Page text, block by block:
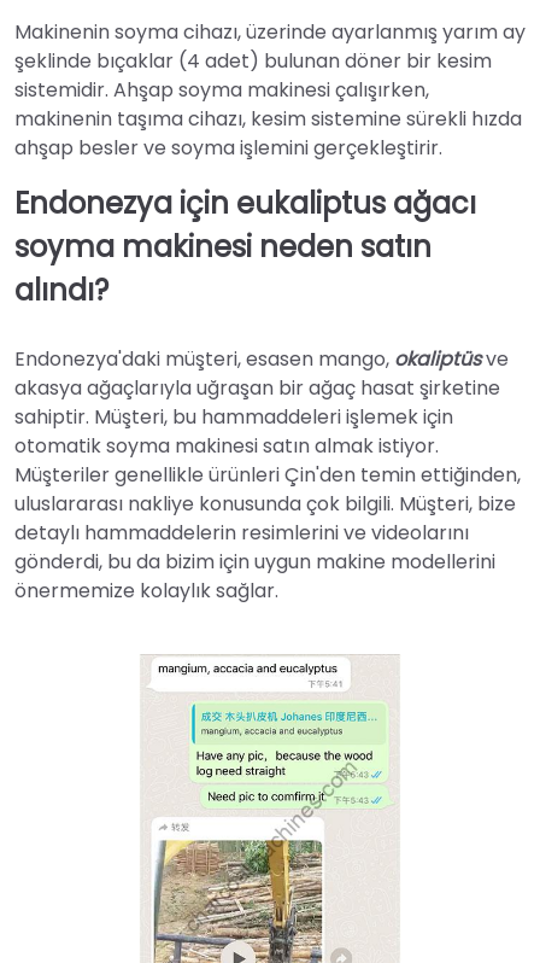
Makinenin soyma cihazı, üzerinde ayarlanmış yarım ay
şeklinde bıçaklar (4 adet) bulunan döner bir kesim
sistemidir. Ahşap soyma makinesi çalışırken,
makinenin taşıma cihazı, kesim sistemine sürekli hızda
ahşap besler ve soyma işlemini gerçekleştirir.
Endonezya için eukaliptus ağacı
soyma makinesi neden satın
alındı?
Endonezya'daki müşteri, esasen mango, okaliptüsve
akasya ağaçlarıyla uğraşan bir ağaç hasat şirketine
sahiptir. Müşteri, bu hammaddeleri işlemek için
otomatik soyma makinesi satın almak istiyor.
Müşteriler genellikle ürünleri Çin'den temin ettiğinden,
uluslararası nakliye konusunda çok bilgili. Müşteri, bize
detaylı hammaddelerin resimlerini ve videolarını
gönderdi, bu da bizim için uygun makine modellerini
önermemize kolaylık sağlar.